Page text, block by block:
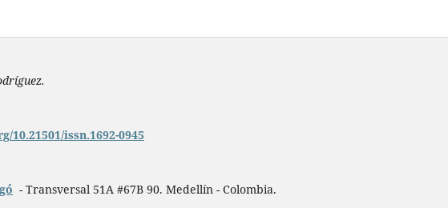
10.21501/issn.1692-0945
- Transversal 51A #67B 90. Medellín - Colombia.